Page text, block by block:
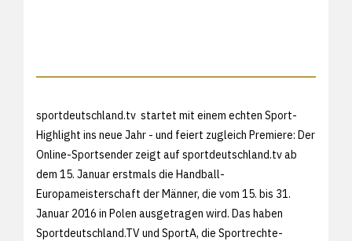
sportdeutschland.tv startet mit einem echten Sport-
Highlight ins neue Jahr - und feiert zugleich Premiere: Der
Online-Sportsender zeigt auf sportdeutschland.tv ab
dem 15. Januar erstmals die Handball-
Europameisterschaft der Männer, die vom 15. bis 31.
Januar 2016 in Polen ausgetragen wird. Das haben
Sportdeutschland.TV und SportA, die Sportrechte-